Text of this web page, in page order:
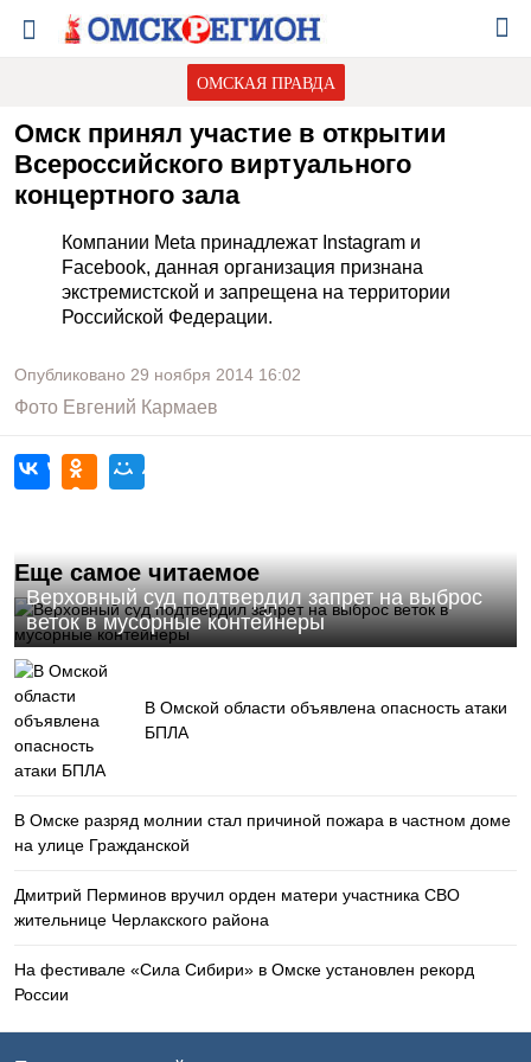
ОМСКАЯ ПРАВДА
Омск принял участие в открытии
Всероссийского виртуального
концертного зала
Компании Meta принадлежат Instagram и
Facebook, данная организация признана
экстремистской и запрещена на территории
Российской Федерации.
Опубликовано 29 ноября 2014 16:02
Фото Евгений Кармаев
Еще самое читаемое
Верховный суд подтвердил запрет на выброс
веток в мусорные контейнеры
В Омской области объявлена опасность атаки
БПЛА
В Омске разряд молнии стал причиной пожара в частном доме
на улице Гражданской
Дмитрий Перминов вручил орден матери участника СВО
жительнице Черлакского района
На фестивале «Сила Сибири» в Омске установлен рекорд
России